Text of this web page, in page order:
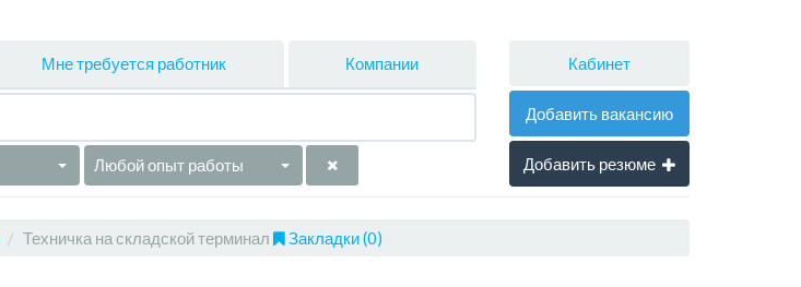
Мне требуется работник Компании
Любой опыт работы
Кабинет
Добавить вакансию
Добавить резюме
Техничка на складской терминал Закладки (0)